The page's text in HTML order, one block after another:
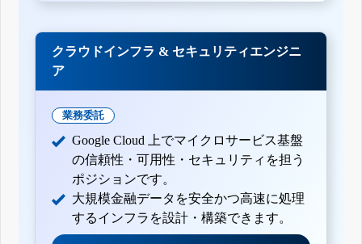
クラウドインフラ & セキュリティエンジニ
ア
業務委託
Google Cloud 上でマイクロサービス基盤
の信頼性・可用性・セキュリティを担う
ポジションです。
大規模金融データを安全かつ高速に処理
するインフラを設計・構築できます。